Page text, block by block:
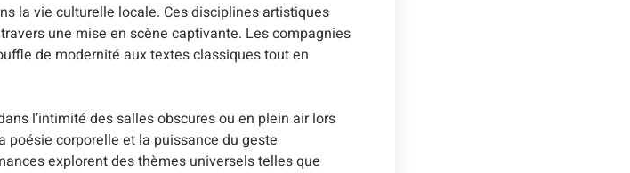
la vie culturelle locale. Ces disciplines artistiques
une mise en scène captivante. Les compagnies
de modernité aux textes classiques tout en
l’intimité des salles obscures ou en plein air lors
corporelle et la puissance du geste
explorent des thèmes universels telles que